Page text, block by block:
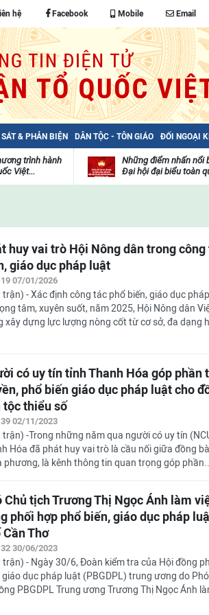
hệ Facebook Mobile Email
& PHẢN BIỆN DÂN TỘC - TÔN GIÁO ĐỐI NGOẠI
trình hành
Việt...
Những điểm nhấn nổi
Đại hội đại biểu toàn
huy vai trò Hội Nông dân trong công
giáo dục pháp luật
07/01/2026
- Xác định công tác phổ biến, giáo dục
tâm, xuyên suốt, năm 2025, Hội Nông dân
xây dựng lực lượng nòng cốt từ cơ sở, đa dạng
có uy tín tỉnh Thanh Hóa góp phần
phổ biến giáo dục pháp luật cho
tộc thiểu số
02/11/2023
-Trong những năm qua người có uy tín
Hóa đã phát huy vai trò là cầu nối giữa đồng
là kênh thông tin quan trọng góp phần...
Chủ tịch Trương Thị Ngọc Ánh làm
phối hợp phổ biến, giáo dục pháp
Cần Thơ
30/06/2023
- Ngày 30/6, Đoàn kiểm tra của Hội đồng
giáo dục pháp luật (PBGDPL) trung ương do
PBGDPL Trung ương Trương Thị Ngọc Ánh